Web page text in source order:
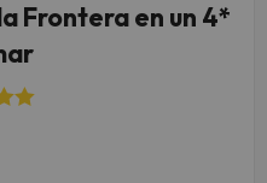
Frontera en un 4*